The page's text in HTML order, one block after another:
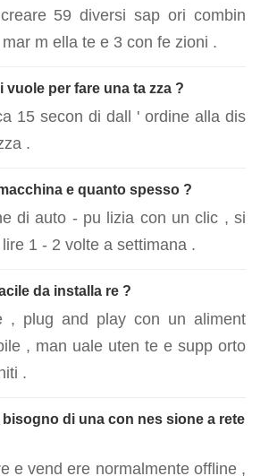
59 diversi sap ori combin
m ella te e 3 con fe zioni .
vuole per fare una ta zza ?
15 secon di dall ' ordine alla dis
.
e quanto spesso ?
di auto - pu lizia con un clic , si
1 - 2 volte a settimana .
da installa re ?
, plug and play con un aliment
, man uale uten te e supp orto
.
bisogno di una con nes sione a rete
e vend ere normalmente offline ,